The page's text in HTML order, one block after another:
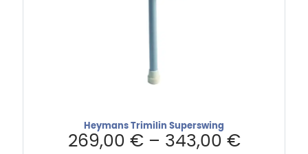
Heymans Trimilin Superswing
269,00 €– 343,00 €